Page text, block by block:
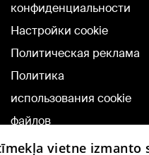
конфиденциальности
Настройки cookie
Политическая реклама
Политика
использования cookie
файлов
Добавлениеvietne izmanto